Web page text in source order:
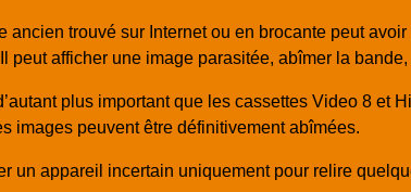
ancien trouvé sur Internet ou en brocante peut
peut afficher une image parasitée, abîmer la
plus important que les cassettes Video 8 et
images peuvent être définitivement abîmées.
un appareil incertain uniquement pour relire